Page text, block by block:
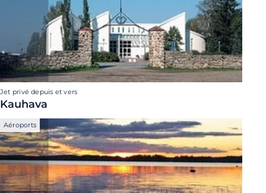
Jet privé depuis et vers
Kauhava
Aéroports